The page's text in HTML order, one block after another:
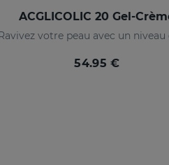
ACGLICOLIC 20 Gel-
54.95 €